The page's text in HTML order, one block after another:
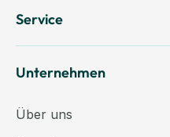
Service
Unternehmen
Über uns